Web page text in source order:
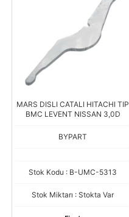
MARS DISLI CATALI HITACHI TIP
BMC LEVENT NISSAN 3,0D
BYPART
Stok Kodu : B-UMC-5313
Stok Miktarı : Stokta Var